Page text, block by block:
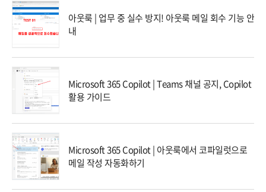
아웃룩 | 업무 중 실수 방지! 아웃룩 메일 회수 기능 안
내
Microsoft 365 Copilot | Teams 채널 공지, Copilot
활용 가이드
Microsoft 365 Copilot | 아웃룩에서 코파일럿으로
메일 작성 자동화하기